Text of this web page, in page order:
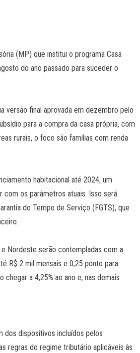
(MP) que institui o programa Casa
do ano passado para suceder o
versão final aprovada em dezembro pelo
para a compra da casa própria, com
rurais, o foco são famílias com renda
habitacional até 2024, um
com os parâmetros atuais. Isso será
do Tempo de Serviço (FGTS), que
Nordeste serão contempladas com a
R$ 2 mil mensais e 0,25 ponto para
a 4,25% ao ano e, nas demais
dos dispositivos incluídos pelos
regras do regime tributário aplicáveis às